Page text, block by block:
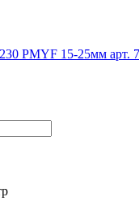
PMYF 15-25мм арт.